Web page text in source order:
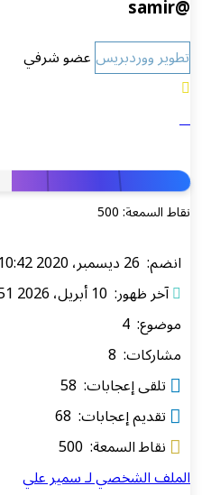
@samir
تطوير ووردبريسعضو شرفي
نقاط السمعة: 500
انضم: 26 ديسمبر، 2020 10:42 م
آخر ظهور: 10 أبريل، 2026 10:51 ص
موضوع: 4
مشاركات: 8
تلقى إعجابات: 58
تقديم إعجابات: 68
نقاط السمعة: 500
الملف الشخصي لـ سمير علي